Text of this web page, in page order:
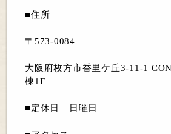
■住所
〒573-0084
大阪府枚方市香里ケ丘3-11-1
棟1F
■定休日 日曜日